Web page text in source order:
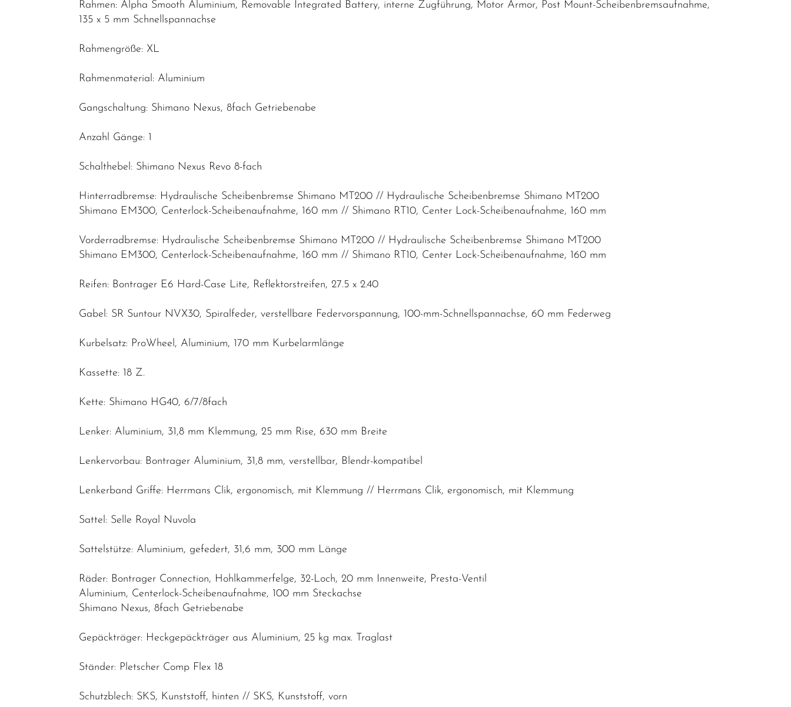
Rahmen: Alpha Smooth Aluminium, Removable Integrated Battery, interne Zugführung, Motor Armor, Post Mount-Scheibenbremsaufnahme,
135 x 5 mm Schnellspannachse
Rahmengröße: XL
Rahmenmaterial: Aluminium
Gangschaltung: Shimano Nexus, 8fach Getriebenabe
Anzahl Gänge: 1
Schalthebel: Shimano Nexus Revo 8-fach
Hinterradbremse: Hydraulische Scheibenbremse Shimano MT200 // Hydraulische Scheibenbremse Shimano MT200
Shimano EM300, Centerlock-Scheibenaufnahme, 160 mm // Shimano RT10, Center Lock-Scheibenaufnahme, 160 mm
Vorderradbremse: Hydraulische Scheibenbremse Shimano MT200 // Hydraulische Scheibenbremse Shimano MT200
Shimano EM300, Centerlock-Scheibenaufnahme, 160 mm // Shimano RT10, Center Lock-Scheibenaufnahme, 160 mm
Reifen: Bontrager E6 Hard-Case Lite, Reflektorstreifen, 27.5 x 2.40
Gabel: SR Suntour NVX30, Spiralfeder, verstellbare Federvorspannung, 100-mm-Schnellspannachse, 60 mm Federweg
Kurbelsatz: ProWheel, Aluminium, 170 mm Kurbelarmlänge
Kassette: 18 Z.
Kette: Shimano HG40, 6/7/8fach
Lenker: Aluminium, 31,8 mm Klemmung, 25 mm Rise, 630 mm Breite
Lenkervorbau: Bontrager Aluminium, 31,8 mm, verstellbar, Blendr-kompatibel
Lenkerband Griffe: Herrmans Clik, ergonomisch, mit Klemmung // Herrmans Clik, ergonomisch, mit Klemmung
Sattel: Selle Royal Nuvola
Sattelstütze: Aluminium, gefedert, 31,6 mm, 300 mm Länge
Räder: Bontrager Connection, Hohlkammerfelge, 32-Loch, 20 mm Innenweite, Presta-Ventil
Aluminium, Centerlock-Scheibenaufnahme, 100 mm Steckachse
Shimano Nexus, 8fach Getriebenabe
Gepäckträger: Heckgepäckträger aus Aluminium, 25 kg max. Traglast
Ständer: Pletscher Comp Flex 18
Schutzblech: SKS, Kunststoff, hinten // SKS, Kunststoff, vorn